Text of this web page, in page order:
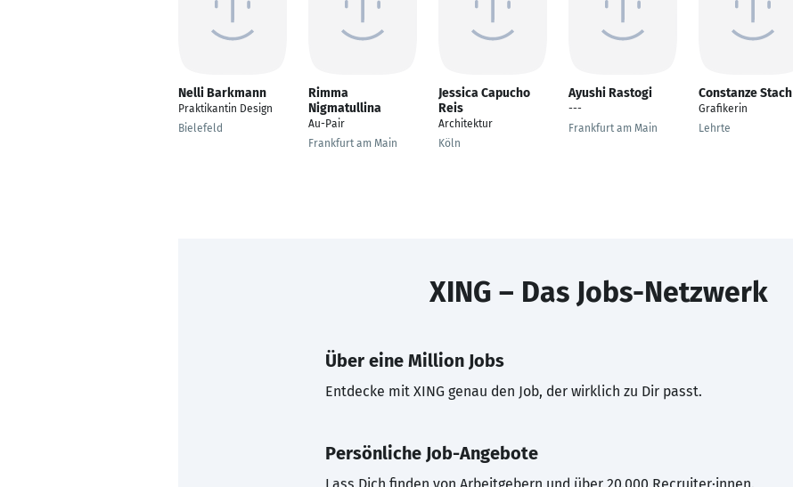
Nelli Barkmann
Praktikantin Design
Bielefeld
Rimma
Nigmatullina
Au-Pair
Frankfurt am Main
Jessica Capucho
Reis
Architektur
Köln
Ayushi Rastogi
---
Frankfurt am Main
Constanze Stach
Grafikerin
Lehrte
XING – Das Jobs-Netzwerk
Über eine Million Jobs
Entdecke mit XING genau den Job, der wirklich zu Dir passt.
Persönliche Job-Angebote